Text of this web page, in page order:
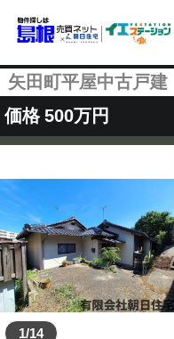
矢田町平屋中古戸建
価格 500万円
1/14